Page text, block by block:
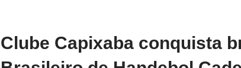
Clube Capixaba conquista